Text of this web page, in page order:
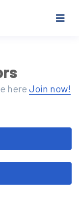
here Join now!